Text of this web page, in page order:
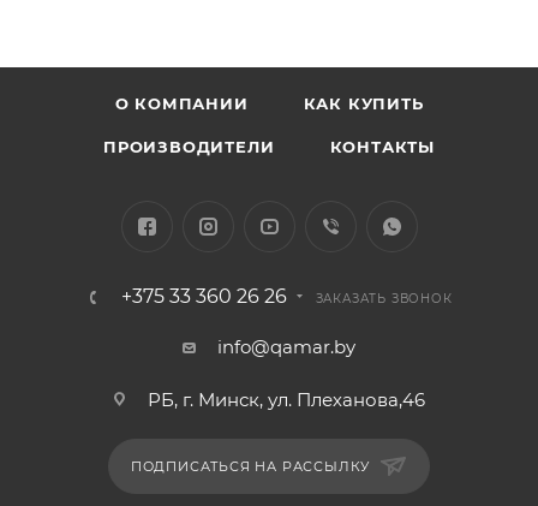
О КОМПАНИИ КАК КУПИТЬ
ПРОИЗВОДИТЕЛИ КОНТАКТЫ
+375 33 360 26 26 ЗАКАЗАТЬ ЗВОНОК
info@qamar.by
РБ, г. Минск, ул. Плеханова,46
ПОДПИСАТЬСЯ НА РАССЫЛКУ